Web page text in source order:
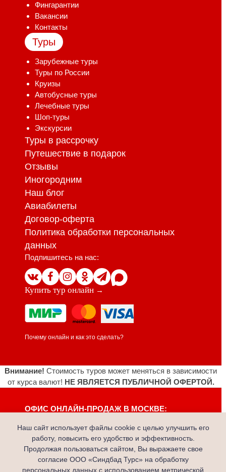
Фингарантии
Вакансии
Контакты
Туры
Зарубежные туры
Туры по России
Круизы
Автобусные туры
Лечебные туры
Шоп-туры
Экскурсии
Туры в рассрочку
Путешествие в подарок
Отзывы
Иногородним
Наш блог
Авиабилеты
Договор-оферта
Политика обработки персональных
данных
Подпишитесь на нас:
Купить тур онлайн→
Почему онлайн и как это сделать?
Наш сайт использует файлы cookie с целью улучшить его
работу, повысить его удобство и эффективность.
Продолжая пользоваться сайтом, Вы выражаете свое
согласие ООО «Синдбад Турс» на обработку
персональных данных с использованием метрической
Внимание! Стоимость туров может меняться в зависимости
от курса валют! НЕ ЯВЛЯЕТСЯ ПУБЛИЧНОЙ ОФЕРТОЙ.
ОФИС ОНЛАЙН-ПРОДАЖ В МОСКВЕ:
ОФИСЫ В ИРКУТСКЕ:
ул.Канадзавы, дом 1, 1 этаж
(3952) 60-59-60
переулок 8 Марта, дом 4, 1 этаж